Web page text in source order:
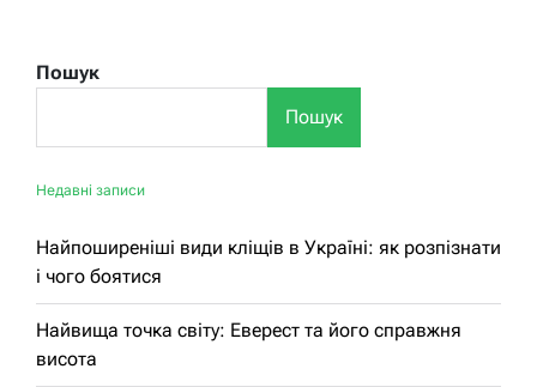
Пошук
Пошук
Недавні записи
Найпоширеніші види кліщів в Україні: як розпізнати
і чого боятися
Найвища точка світу: Еверест та його справжня
висота